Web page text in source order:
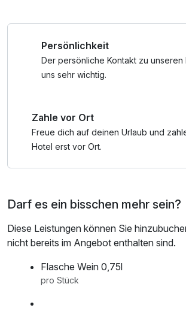
Abendbuffet teil.
Persönlichkeit
Der persönliche Kontakt zu unseren
uns sehr wichtig.
Zahle vor Ort
Freue dich auf deinen Urlaub und
Hotel erst vor Ort.
Darf es ein bisschen mehr sein?
Diese Leistungen können Sie
nicht bereits im Angebot enthalten sind.
Flasche Wein 0,75l
pro Stück